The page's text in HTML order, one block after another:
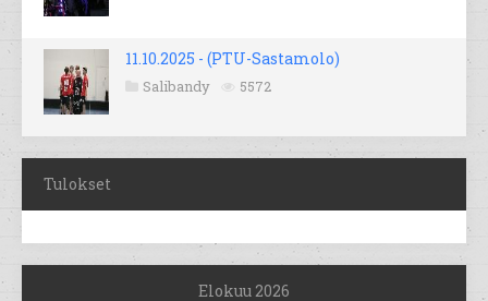
11.10.2025 - (PTU-Sastamolo)
Salibandy 5572
Tulokset
Elokuu 2026